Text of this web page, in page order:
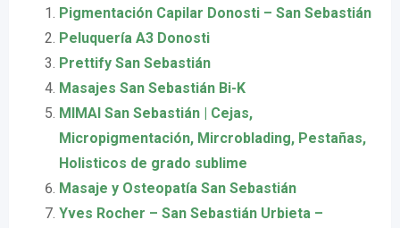
Pigmentación Capilar Donosti – San Sebastián
Peluquería A3 Donosti
Prettify San Sebastián
Masajes San Sebastián Bi-K
MIMAI San Sebastián | Cejas,
Micropigmentación, Mircroblading, Pestañas,
Holisticos de grado sublime
Masaje y Osteopatía San Sebastián
Yves Rocher – San Sebastián Urbieta –